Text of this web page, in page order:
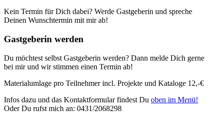
Kein Termin für Dich dabei? Werde Gastgeberin und spreche
Deinen Wunschtermin mit mir ab!
Gastgeberin werden
Du möchtest selbst Gastgeberin werden? Dann melde Dich gerne
bei mir und wir stimmen einen Termin ab!
Materialumlage pro Teilnehmer incl. Projekte und Kataloge 12,-€
Infos dazu und das Kontaktformular findest Du oben im Menü!
Oder Du rufst mich an: 0431/2068298